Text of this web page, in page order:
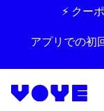
⚡ クー
アプリでの初